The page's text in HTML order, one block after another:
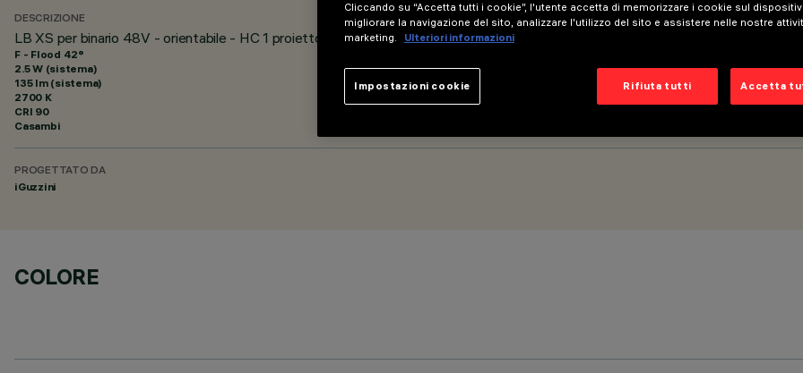
DESCRIZIONE
LB XS per binario 48V - orientabile - HC 1 proiettore - Flood beam - BLE Casambi
F - Flood 42°
2.5 W (sistema)
135 lm (sistema)
2700 K
CRI 90
Casambi
PROGETTATO DA
iGuzzini
COLORE
Cliccando su “Accetta tutti i cookie”, l'utente accetta di memorizzare i cookie sul
migliorare la navigazione del sito, analizzare l'utilizzo del sito e assistere nelle nostre
marketing.
Ulteriori informazioni
Rifiuta tutti Accetta
Impostazioni cookie